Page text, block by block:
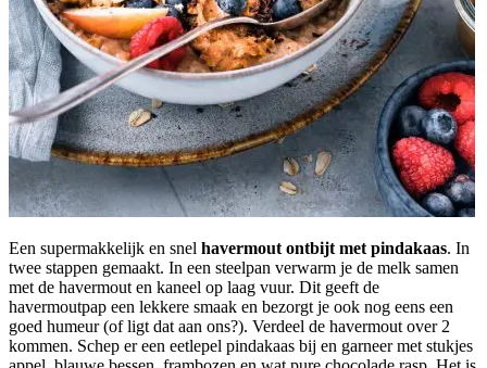
Een supermakkelijk en snel havermout ontbijt met pindakaas. In
twee stappen gemaakt. In een steelpan verwarm je de melk samen
met de havermout en kaneel op laag vuur. Dit geeft de
havermoutpap een lekkere smaak en bezorgt je ook nog eens een
goed humeur (of ligt dat aan ons?). Verdeel de havermout over 2
kommen. Schep er een eetlepel pindakaas bij en garneer met stukjes